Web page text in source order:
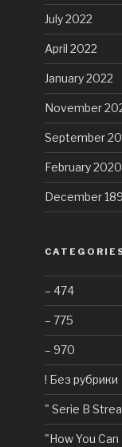
July 2022
April 2022
January 2022
November
September
February 2020
December
– 474
– 775
– 970
! Без рубрики
"️ Serie B
"How You